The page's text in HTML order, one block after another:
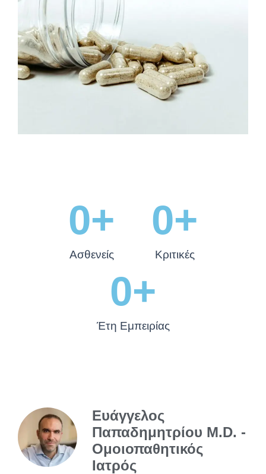
Ασθενείς
0+
Κριτικές
0+
Έτη Εμπειρίας
0+
Ευάγγελος
Παπαδημητρίου M.D. -
Ομοιοπαθητικός
Ιατρός